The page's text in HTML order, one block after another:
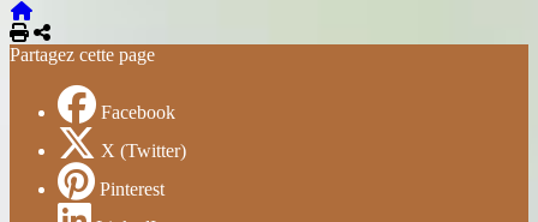
Imprimer
Partager
Partagez cette page
Facebook
X (Twitter)
Pinterest